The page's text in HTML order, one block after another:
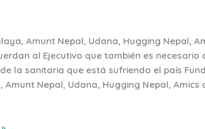
Amunt Nepal, Udana, Hugging Nepal,
al Ejecutivo que también es
la sanitaria que está sufriendo el país
Amunt Nepal, Udana, Hugging Nepal, Amics